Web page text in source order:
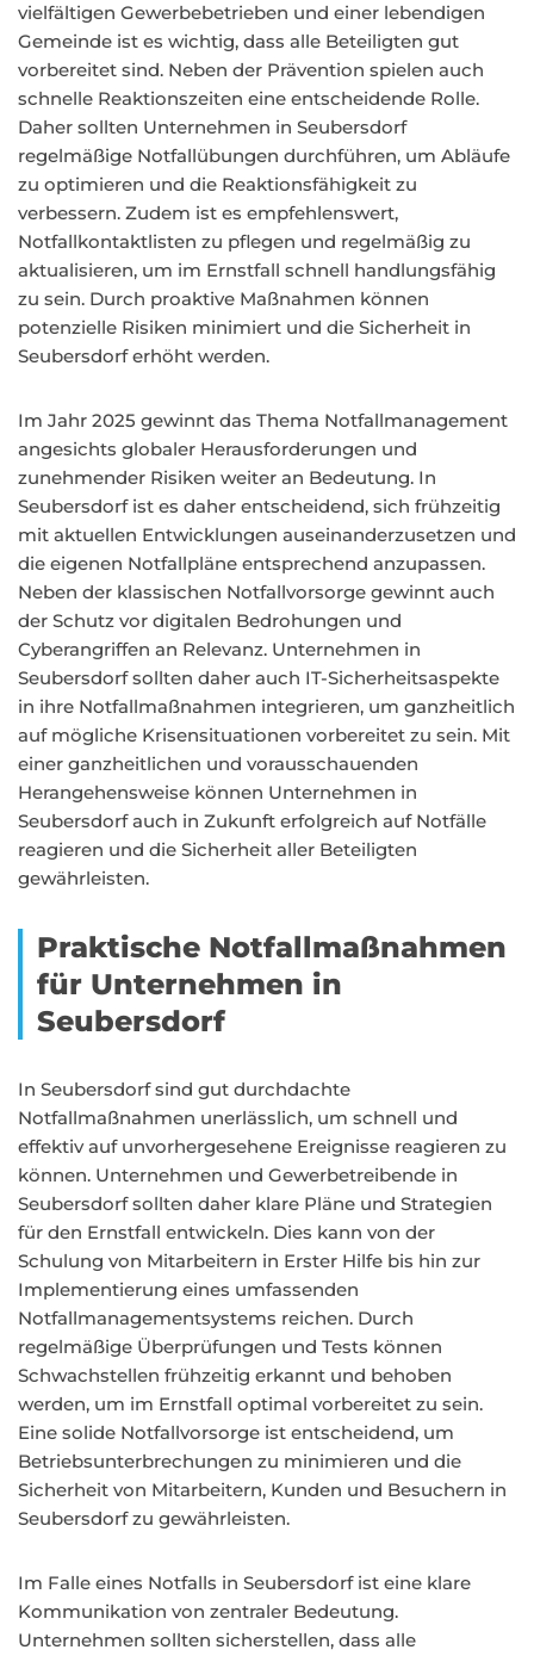
vielfältigen Gewerbebetrieben und einer lebendigen
Gemeinde ist es wichtig, dass alle Beteiligten gut
vorbereitet sind. Neben der Prävention spielen auch
schnelle Reaktionszeiten eine entscheidende Rolle.
Daher sollten Unternehmen in Seubersdorf
regelmäßige Notfallübungen durchführen, um Abläufe
zu optimieren und die Reaktionsfähigkeit zu
verbessern. Zudem ist es empfehlenswert,
Notfallkontaktlisten zu pflegen und regelmäßig zu
aktualisieren, um im Ernstfall schnell handlungsfähig
zu sein. Durch proaktive Maßnahmen können
potenzielle Risiken minimiert und die Sicherheit in
Seubersdorf erhöht werden.
Im Jahr 2025 gewinnt das Thema Notfallmanagement
angesichts globaler Herausforderungen und
zunehmender Risiken weiter an Bedeutung. In
Seubersdorf ist es daher entscheidend, sich frühzeitig
mit aktuellen Entwicklungen auseinanderzusetzen und
die eigenen Notfallpläne entsprechend anzupassen.
Neben der klassischen Notfallvorsorge gewinnt auch
der Schutz vor digitalen Bedrohungen und
Cyberangriffen an Relevanz. Unternehmen in
Seubersdorf sollten daher auch IT-Sicherheitsaspekte
in ihre Notfallmaßnahmen integrieren, um ganzheitlich
auf mögliche Krisensituationen vorbereitet zu sein. Mit
einer ganzheitlichen und vorausschauenden
Herangehensweise können Unternehmen in
Seubersdorf auch in Zukunft erfolgreich auf Notfälle
reagieren und die Sicherheit aller Beteiligten
gewährleisten.
Praktische Notfallmaßnahmen
für Unternehmen in
Seubersdorf
In Seubersdorf sind gut durchdachte
Notfallmaßnahmen unerlässlich, um schnell und
effektiv auf unvorhergesehene Ereignisse reagieren zu
können. Unternehmen und Gewerbetreibende in
Seubersdorf sollten daher klare Pläne und Strategien
für den Ernstfall entwickeln. Dies kann von der
Schulung von Mitarbeitern in Erster Hilfe bis hin zur
Implementierung eines umfassenden
Notfallmanagementsystems reichen. Durch
regelmäßige Überprüfungen und Tests können
Schwachstellen frühzeitig erkannt und behoben
werden, um im Ernstfall optimal vorbereitet zu sein.
Eine solide Notfallvorsorge ist entscheidend, um
Betriebsunterbrechungen zu minimieren und die
Sicherheit von Mitarbeitern, Kunden und Besuchern in
Seubersdorf zu gewährleisten.
Im Falle eines Notfalls in Seubersdorf ist eine klare
Kommunikation von zentraler Bedeutung.
Unternehmen sollten sicherstellen, dass alle